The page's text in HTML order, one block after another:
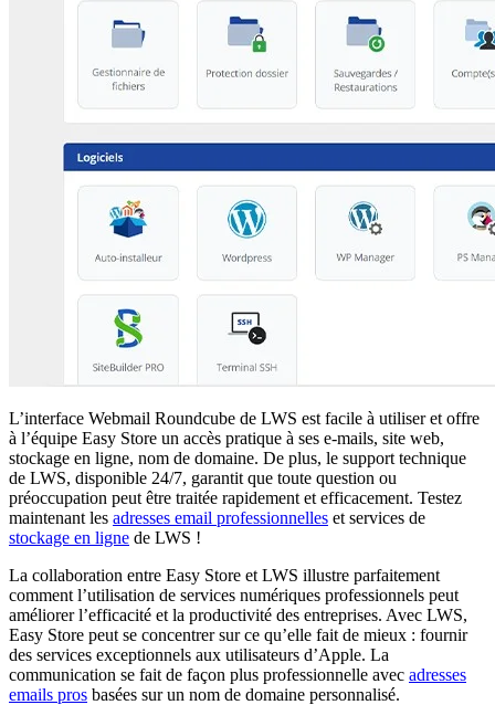
L’interface Webmail Roundcube de LWS est facile à utiliser et offre
à l’équipe Easy Store un accès pratique à ses e-mails, site web,
stockage en ligne, nom de domaine. De plus, le support technique
de LWS, disponible 24/7, garantit que toute question ou
préoccupation peut être traitée rapidement et efficacement. Testez
maintenant les adresses email professionnelles et services de
stockage en ligne de LWS !
La collaboration entre Easy Store et LWS illustre parfaitement
comment l’utilisation de services numériques professionnels peut
améliorer l’efficacité et la productivité des entreprises. Avec LWS,
Easy Store peut se concentrer sur ce qu’elle fait de mieux : fournir
des services exceptionnels aux utilisateurs d’Apple. La
communication se fait de façon plus professionnelle avec adresses
emails pros basées sur un nom de domaine personnalisé.